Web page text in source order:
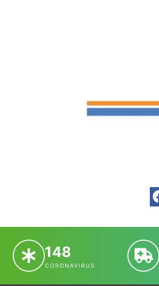
148
CORONAVIRUS